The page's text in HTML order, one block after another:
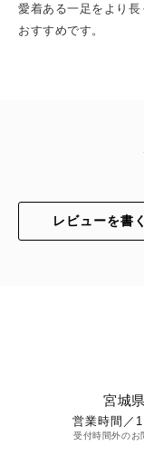
愛着ある一足をより
おすすめです。
レビューを書く
宮城
営業時間／
受付時間外のお